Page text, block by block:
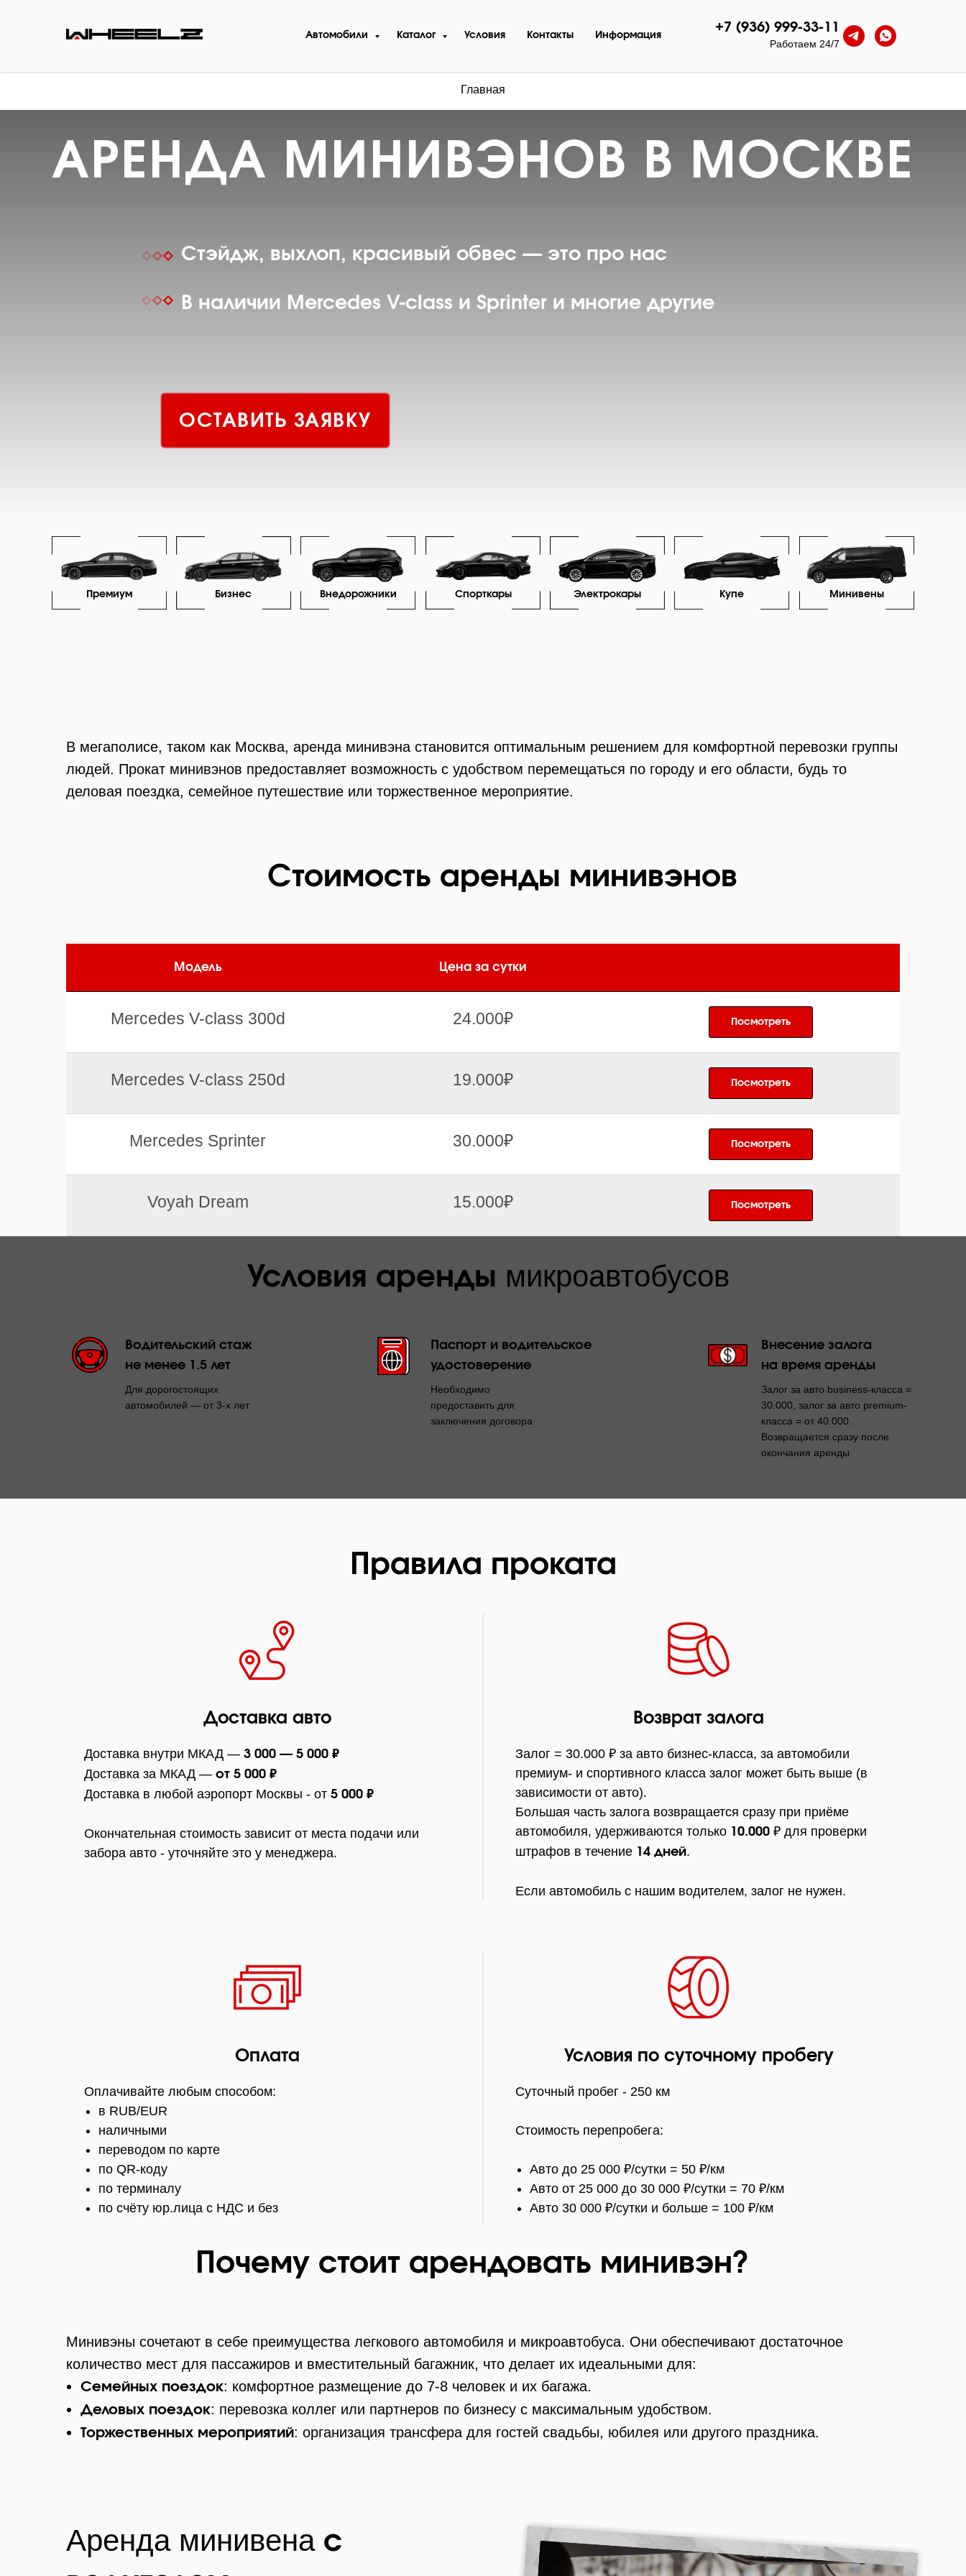
Автомобили Каталог Условия Контакты Информация
+7 (936) 999-33-11
Работаем 24/7
Главная
АРЕНДА МИНИВЭНОВ В МОСКВЕ
ОСТАВИТЬ ЗАЯВКУ
В наличии Mercedes V-class и Sprinter и многие другие
Стэйдж, выхлоп, красивый обвес — это про нас
Премиум Бизнес Внедорожники Спорткары Электрокары Купе Минивены
В мегаполисе, таком как Москва, аренда минивэна становится оптимальным решением для комфортной перевозки группы
людей. Прокат минивэнов предоставляет возможность с удобством перемещаться по городу и его области, будь то
деловая поездка, семейное путешествие или торжественное мероприятие.
Стоимость аренды минивэнов
Модель Цена за сутки
Mercedes V-class 300d 24.000₽ Посмотреть
Mercedes V-class 250d 19.000₽ Посмотреть
Mercedes Sprinter 30.000₽ Посмотреть
Voyah Dream 15.000₽ Посмотреть
Условия аренды микроавтобусов
Водительский стаж
не менее 1.5 лет
Для дорогостоящих
автомобилей — от 3-х лет
Паспорт и водительское
удостоверение
Необходимо
предоставить для
заключения договора
Внесение залога
на время аренды
Залог за авто business-класса =
30.000, залог за авто premium-
класса = от 40.000.
Возвращается сразу после
окончания аренды
Правила проката
Доставка авто
Доставка внутри МКАД — 3 000 — 5 000 ₽
Доставка за МКАД — от 5 000 ₽
Доставка в любой аэропорт Москвы - от 5 000 ₽
Окончательная стоимость зависит от места подачи или
забора авто - уточняйте это у менеджера.
Возврат залога
Залог = 30.000 ₽ за авто бизнес-класса, за автомобили
премиум- и спортивного класса залог может быть выше (в
зависимости от авто).
Большая часть залога возвращается сразу при приёме
автомобиля, удерживаются только 10.000 ₽ для проверки
штрафов в течение 14 дней.
Если автомобиль с нашим водителем, залог не нужен.
Оплата
Оплачивайте любым способом:
в RUB/EUR
наличными
переводом по карте
по QR-коду
по терминалу
по счёту юр.лица с НДС и без
Условия по суточному пробегу
Суточный пробег - 250 км
Стоимость перепробега:
Авто до 25 000 ₽/сутки = 50 ₽/км
Авто от 25 000 до 30 000 ₽/сутки = 70 ₽/км
Авто 30 000 ₽/сутки и больше = 100 ₽/км
Почему стоит арендовать минивэн?
Минивэны сочетают в себе преимущества легкового автомобиля и микроавтобуса. Они обеспечивают достаточное
количество мест для пассажиров и вместительный багажник, что делает их идеальными для:​
Семейных поездок: комфортное размещение до 7-8 человек и их багажа.​
Деловых поездок: перевозка коллег или партнеров по бизнесу с максимальным удобством.​
Торжественных мероприятий: организация трансфера для гостей свадьбы, юбилея или другого праздника.​
Аренда минивена с